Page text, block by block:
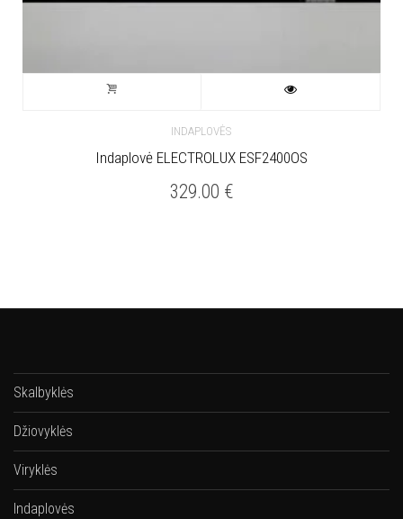
INDAPLOVĖS
Indaplovė ELECTROLUX ESF2400OS
329.00 €
Skalbyklės
Džiovyklės
Viryklės
Indaplovės